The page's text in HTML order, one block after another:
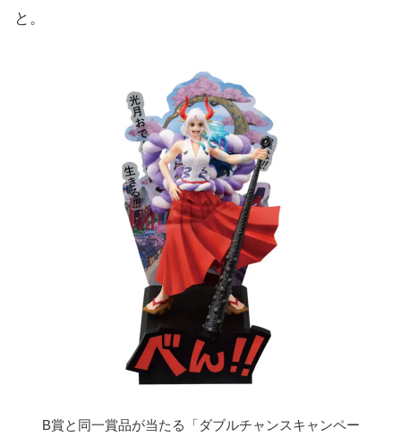
と。
B賞と同一賞品が当たる「ダブルチャンスキャンペー